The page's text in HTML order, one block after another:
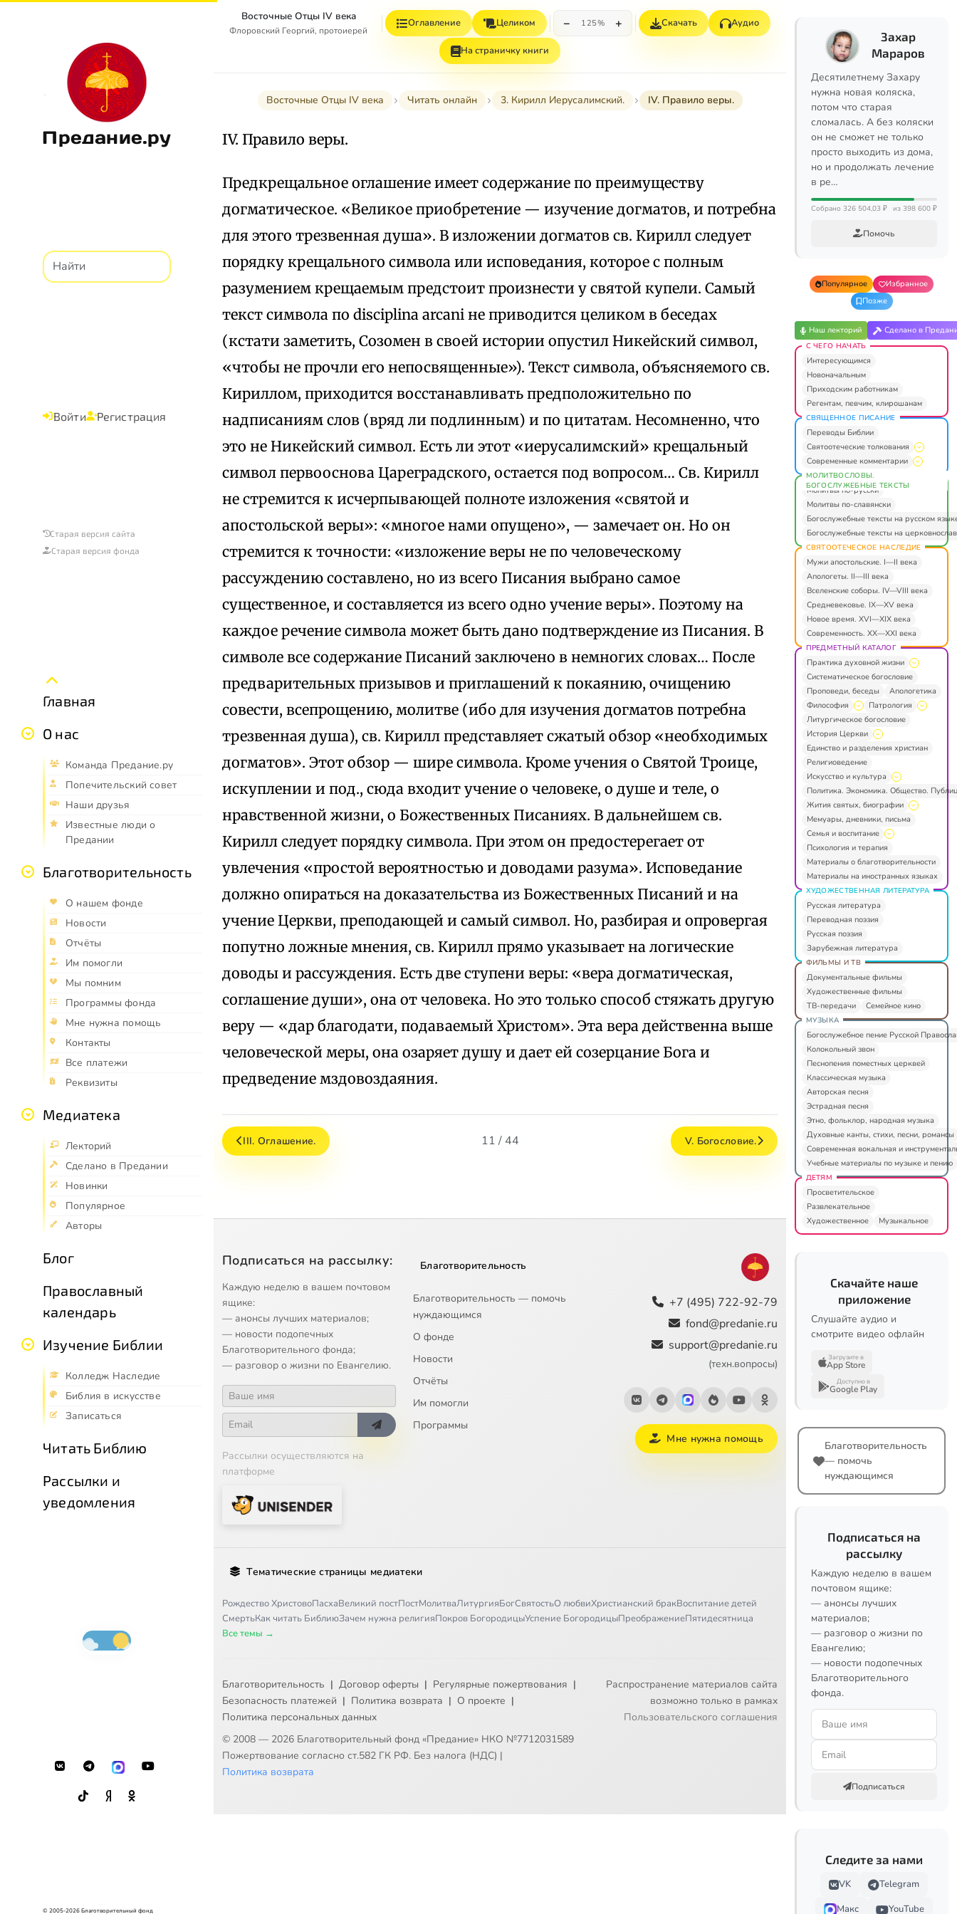
Предание.ру
Войти Регистрация
Старая версия сайта
Старая версия фонда
Главная
О нас
Команда Предание.ру
Попечительский совет
Наши друзья
Известные люди о
Предании
Благотворительность
О нашем фонде
Новости
Отчёты
Им помогли
Мы помним
Программы фонда
Мне нужна помощь
Контакты
Все платежи
Реквизиты
Медиатека
Лекторий
Сделано в Предании
Новинки
Популярное
Авторы
Блог
Православный
календарь
Изучение Библии
Колледж Наследие
Библия в искусстве
Записаться
Читать Библию
Рассылки и
уведомления
© 2005-2026 Благотворительный фонд
Восточные Отцы IV века
Флоровский Георгий, протоиерей
Оглавление Целиком − 125% + Скачать Аудио
На страничку книги
Восточные Отцы IV века Читать онлайн 3. Кирилл Иерусалимский. IV. Правило веры.
IV. Правило веры.
Предкрещальное оглашение имеет содержание по преимуществу
догматическое. «Великое приобретение — изучение догматов, и потребна
для этого трезвенная душа». В изложении догматов св. Кирилл следует
порядку крещального символа или исповедания, которое с полным
разумением крещаемым предстоит произнести у святой купели. Самый
текст символа по disciplina arcani не приводится целиком в беседах
(кстати заметить, Созомен в своей истории опустил Никейский символ,
«чтобы не прочли его непосвященные»). Текст символа, объясняемого св.
Кириллом, приходится восстанавливать предположительно по
надписаниям слов (вряд ли подлинным) и по цитатам. Несомненно, что
это не Никейский символ. Есть ли этот «иерусалимский» крещальный
символ первооснова Цареградского, остается под вопросом… Св. Кирилл
не стремится к исчерпывающей полноте изложения «святой и
апостольской веры»: «многое нами опущено», — замечает он. Но он
стремится к точности: «изложение веры не по человеческому
рассуждению составлено, но из всего Писания выбрано самое
существенное, и составляется из всего одно учение веры». Поэтому на
каждое речение символа может быть дано подтверждение из Писания. В
символе все содержание Писаний заключено в немногих словах… После
предварительных призывов и приглашений к покаянию, очищению
совести, всепрощению, молитве (ибо для изучения догматов потребна
трезвенная душа), св. Кирилл представляет сжатый обзор «необходимых
догматов». Этот обзор — шире символа. Кроме учения о Святой Троице,
искуплении и под., сюда входит учение о человеке, о душе и теле, о
нравственной жизни, о Божественных Писаниях. В дальнейшем св.
Кирилл следует порядку символа. При этом он предостерегает от
увлечения «простой вероятностью и доводами разума». Исповедание
должно опираться на доказательства из Божественных Писаний и на
учение Церкви, преподающей и самый символ. Но, разбирая и опровергая
попутно ложные мнения, св. Кирилл прямо указывает на логические
доводы и рассуждения. Есть две ступени веры: «вера догматическая,
соглашение души», она от человека. Но это только способ стяжать другую
веру — «дар благодати, подаваемый Христом». Эта вера действенна выше
человеческой меры, она озаряет душу и дает ей созерцание Бога и
предведение мздовоздаяния.
III. Оглашение. 11 / 44 V. Богословие.
Подписаться на рассылку:
Каждую неделю в вашем почтовом
ящике:
— анонсы лучших материалов;
— новости подопечных
Благотворительного фонда;
— разговор о жизни по Евангелию.
Рассылки осуществляются на
платформе
Благотворительность
Благотворительность — помочь
нуждающимся
О фонде
Новости
Отчёты
Им помогли
Программы
+7 (495) 722-92-79
fond@predanie.ru
support@predanie.ru
(техн.вопросы)
Мне нужна помощь
Тематические страницы медиатеки
Рождество ХристовоПасхаВеликий постПостМолитваЛитургияБогСвятостьО любвиХристианский бракВоспитание детей
СмертьКак читать БиблиюЗачем нужна религияПокров БогородицыУспение БогородицыПреображениеПятидесятница
Все темы →
Благотворительность | Договор оферты | Регулярные пожертвования |
Безопасность платежей | Политика возврата | О проекте |
Политика персональных данных
© 2008 — 2026 Благотворительный фонд «Предание» НКО №7712031589
Пожертвование согласно ст.582 ГК РФ. Без налога (НДС) |
Политика возврата
Распространение материалов сайта
возможно только в рамках
Пользовательского соглашения
Захар
Мараров
Десятилетнему Захару
нужна новая коляска,
потом что старая
сломалась. А без коляски
он не сможет не только
просто выходить из дома,
но и продолжать лечение
в ре…
Собрано 326 504,03 ₽ из 398 600 ₽
Помочь
Популярное
Избранное
Позже
Наш лекторий Сделано в
С ЧЕГО НАЧАТЬ
Интересующимся
Новоначальным
Приходским работникам
Регентам, певчим, клирошанам
СВЯЩЕННОЕ ПИСАНИЕ
Переводы Библии
Святоотеческие толкования
Современные комментарии
МОЛИТВОСЛОВЫ.
БОГОСЛУЖЕБНЫЕ ТЕКСТЫ
Молитвы по-русски
Молитвы по-славянски
Богослужебные тексты на русском
Богослужебные тексты на
СВЯТООТЕЧЕСКОЕ НАСЛЕДИЕ
Мужи апостольские. I—II века
Апологеты. II—III века
Вселенские соборы. IV—VIII века
Средневековье. IX—XV века
Новое время. XVI—XIX века
Современность. XX—XXI века
ПРЕДМЕТНЫЙ КАТАЛОГ
Практика духовной жизни
Систематическое богословие
Проповеди, беседы
Апологетика
Философия
Патрология
Литургическое богословие
История Церкви
Единство и разделения христиан
Религиоведение
Искусство и культура
Политика. Экономика. Общество.
Жития святых, биографии
Мемуары, дневники, письма
Семья и воспитание
Психология и терапия
Материалы о благотворительности
Материалы на иностранных языках
ХУДОЖЕСТВЕННАЯ ЛИТЕРАТУРА
Русская литература
Переводная поэзия
Русская поэзия
Зарубежная литература
ФИЛЬМЫ И ТВ
Документальные фильмы
Художественные фильмы
ТВ-передачи
Семейное кино
МУЗЫКА
Богослужебное пение Русской
Колокольный звон
Песнопения поместных церквей
Классическая музыка
Авторская песня
Эстрадная песня
Этно, фольклор, народная музыка
Духовные канты, стихи, песни, романсы
Современная вокальная и
Учебные материалы по музыке и пению
ДЕТЯМ
Просветительское
Развлекательное
Художественное
Музыкальное
Скачайте наше
приложение
Слушайте аудио и
смотрите видео офлайн
Загрузите в
App Store
Доступно в
Google Play
Благотворительность
— помочь
нуждающимся
Подписаться на
рассылку
Каждую неделю в вашем
почтовом ящике:
— анонсы лучших
материалов;
— разговор о жизни по
Евангелию;
— новости подопечных
Благотворительного
фонда.
Подписаться
Следите за нами
VK
Telegram
Макс
YouTube